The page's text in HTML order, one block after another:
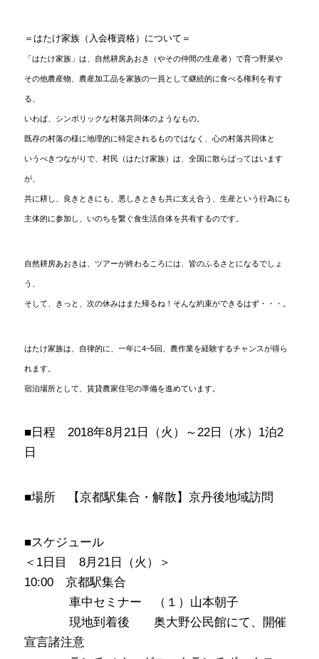
＝はたけ家族（入会権資格）について＝
「はたけ家族」は、自然耕房あおき（やその仲間の生産者）で育つ野菜や
その他農産物、農産加工品を家族の一員として継続的に食べる権利を有す
る、
いわば、シンボリックな村落共同体のようなもの。
既存の村落の様に地理的に特定されるものではなく、心の村落共同体と
いうべきつながりで、村民（はたけ家族）は、全国に散らばってはいます
が、
共に耕し、良きときにも、悪しきときも共に支え合う、生産という行為にも
主体的に参加し、いのちを繋ぐ食生活自体を共有するのです。
自然耕房あおきは、ツアーが終わるころには、皆のふるさとになるでしょ
う、
そして、きっと、次の休みはまた帰るね！そんな約束ができるはず・・・。
はたけ家族は、自律的に、一年に4~5回、農作業を経験するチャンスが得ら
れます。
宿泊場所として、賃貸農家住宅の準備を進めています。
■日程 2018年8月21日（火）～22日（水）1泊2
日
■場所 【京都駅集合・解散】京丹後地域訪問
■スケジュール
＜1日目 8月21日（火）＞
10:00 京都駅集合
車中セミナー （１）山本朝子
現地到着後 奥大野公民館にて、開催
宣言諸注意